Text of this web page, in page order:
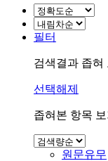
필터
검색결과 좁혀
선택해제
좁혀본 항목
원문유무